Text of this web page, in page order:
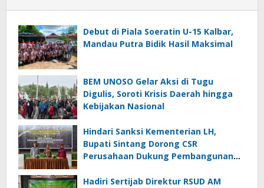
Debut di Piala Soeratin U-15 Kalbar,
Mandau Putra Bidik Hasil Maksimal
BEM UNOSO Gelar Aksi di Tugu
Digulis, Soroti Krisis Daerah hingga
Kebijakan Nasional
Hindari Sanksi Kementerian LH,
Bupati Sintang Dorong CSR
Perusahaan Dukung Pembangunan
Hadiri Sertijab Direktur RSUD AM